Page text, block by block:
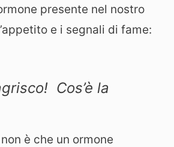
presente nel nostro
e i segnali di fame:
Cos’è la
è che un ormone